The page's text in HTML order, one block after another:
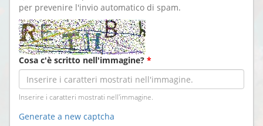
per prevenire l'invio automatico di spam.
Cosa c'è scritto nell'immagine? *
Inserire i caratteri mostrati nell'immagine.
Generate a new captcha